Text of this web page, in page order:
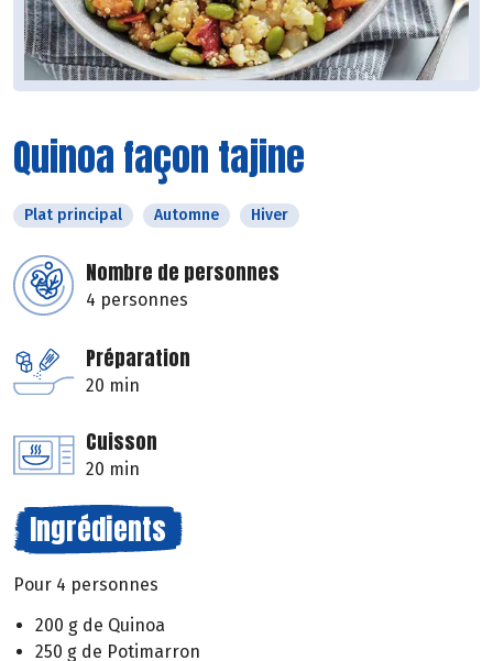
Quinoa façon tajine
Plat principal Automne Hiver
Nombre de personnes
4 personnes
Préparation
20 min
Cuisson
20 min
Ingrédients
Pour 4 personnes
200 g de Quinoa
250 g de Potimarron